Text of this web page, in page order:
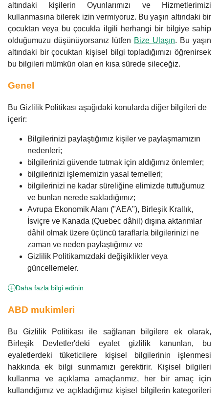
altındaki kişilerin Oyunlarımızı ve Hizmetlerimizi
kullanmasına bilerek izin vermiyoruz. Bu yaşın altındaki bir
çocuktan veya bu çocukla ilgili herhangi bir bilgiye sahip
olduğumuzu düşünüyorsanız lütfen Bize Ulaşın. Bu yaşın
altındaki bir çocuktan kişisel bilgi topladığımızı öğrenirsek
bu bilgileri mümkün olan en kısa sürede sileceğiz.
Genel
Bu Gizlilik Politikası aşağıdaki konularda diğer bilgileri de
içerir:
Bilgilerinizi paylaştığımız kişiler ve paylaşmamızın
nedenleri;
bilgilerinizi güvende tutmak için aldığımız önlemler;
bilgilerinizi işlememizin yasal temelleri;
bilgilerinizi ne kadar süreliğine elimizde tuttuğumuz
ve bunları nerede sakladığımız;
Avrupa Ekonomik Alanı ("AEA"), Birleşik Krallık,
İsviçre ve Kanada (Quebec dâhil) dışına aktarımlar
dâhil olmak üzere üçüncü taraflarla bilgilerinizi ne
zaman ve neden paylaştığımız ve
Gizlilik Politikamızdaki değişiklikler veya
güncellemeler.
Daha fazla bilgi edinin
ABD mukimleri
Bu Gizlilik Politikası ile sağlanan bilgilere ek olarak,
Birleşik Devletler'deki eyalet gizlilik kanunları, bu
eyaletlerdeki tüketicilere kişisel bilgilerinin işlenmesi
hakkında ek bilgi sunmamızı gerektirir. Kişisel bilgileri
kullanma ve açıklama amaçlarımız, her bir amaç için
kullandığımız ve açıkladığımız kişisel bilgilerin kategorileri